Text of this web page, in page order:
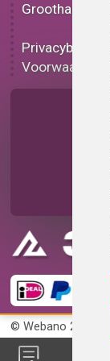
Groothandel
Privacybeleid
Voorwaarden
© Webano 2026